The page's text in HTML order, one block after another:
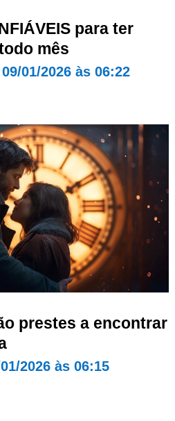
para ter
mês
09/01/2026 às 06:22
prestes a encontrar
2026 às 06:15